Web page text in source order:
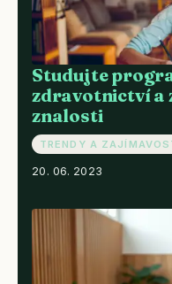
Studujte
zdravotnictví a
znalosti
TRENDY A
20. 06. 2023